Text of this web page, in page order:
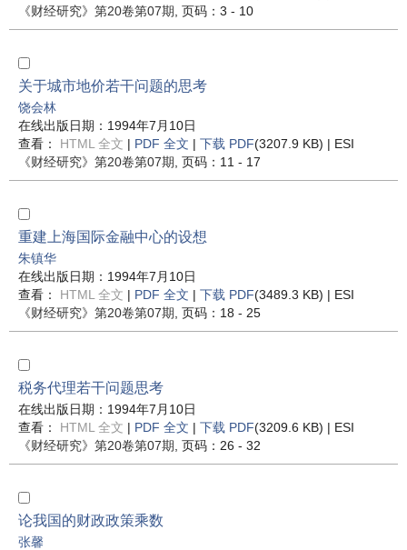
《财经研究》 第20卷第07期 , 页码：3 - 10
关于城市地价若干问题的思考
饶会林
在线出版日期：1994年7月10日
查看： HTML 全文 | PDF 全文 | 下载 PDF(3207.9 KB) | ESI
《财经研究》 第20卷第07期 , 页码：11 - 17
重建上海国际金融中心的设想
朱镇华
在线出版日期：1994年7月10日
查看： HTML 全文 | PDF 全文 | 下载 PDF(3489.3 KB) | ESI
《财经研究》 第20卷第07期 , 页码：18 - 25
税务代理若干问题思考
在线出版日期：1994年7月10日
查看： HTML 全文 | PDF 全文 | 下载 PDF(3209.6 KB) | ESI
《财经研究》 第20卷第07期 , 页码：26 - 32
论我国的财政政策乘数
张馨